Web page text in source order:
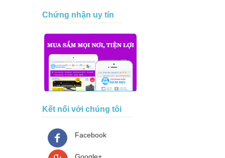
Chứng nhận uy tín
Kết nối với chúng tôi
Facebook